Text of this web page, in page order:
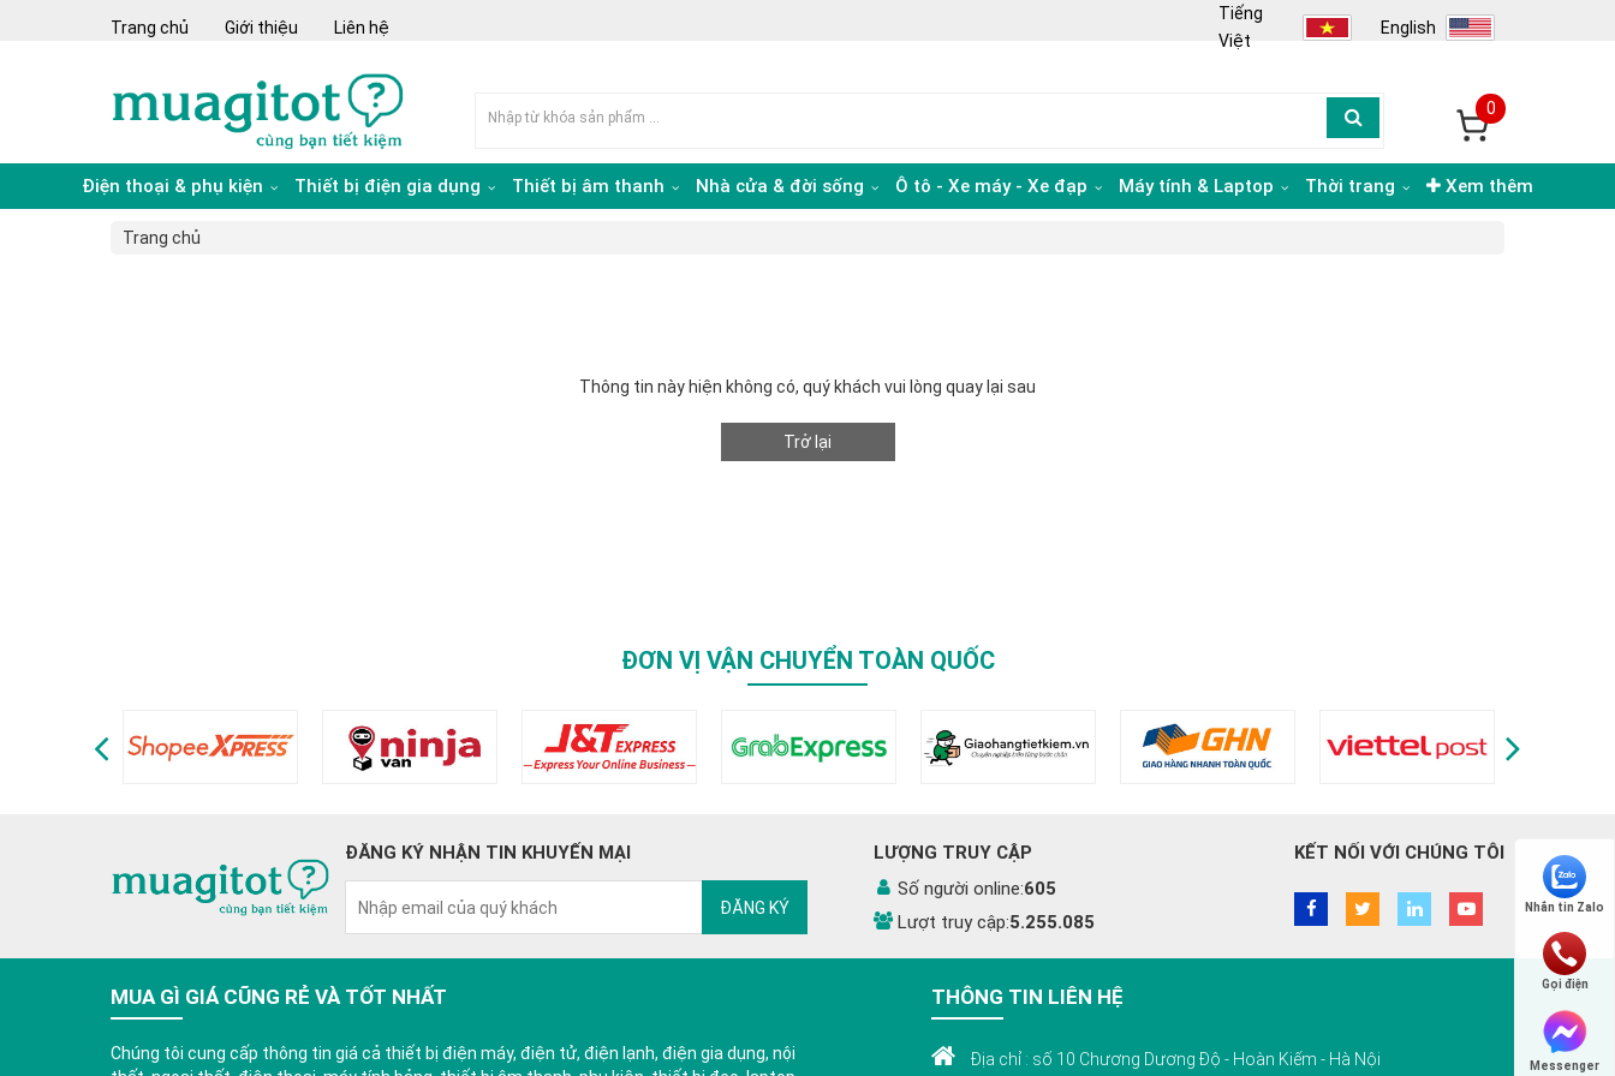
Trang chủ Giới thiệu Liên hệ
Tiếng
Việt
English
0
Điện thoại & phụ kiện Thiết bị điện gia dụng Thiết bị âm thanh Nhà cửa & đời sống Ô tô - Xe máy - Xe đạp Máy tính & Laptop Thời trang Xem thêm
Trang chủ
Thông tin này hiện không có, quý khách vui lòng quay lại sau
Trở lại
ĐƠN VỊ VẬN CHUYỂN TOÀN QUỐC
ĐĂNG KÝ NHẬN TIN KHUYẾN MẠI
ĐĂNG KÝ
LƯỢNG TRUY CẬP
Số người online:605
Lượt truy cập:5.255.085
KẾT NỐI VỚI CHÚNG TÔI
MUA GÌ GIÁ CŨNG RẺ VÀ TỐT NHẤT
Chúng tôi cung cấp thông tin giá cả thiết bị điện máy, điện tử, điện lạnh, điện gia dụng, nội
THÔNG TIN LIÊN HỆ
Địa chỉ : số 10 Chương Dương Độ - Hoàn Kiếm - Hà Nội
Nhắn tin Zalo
Gọi điện
Messenger